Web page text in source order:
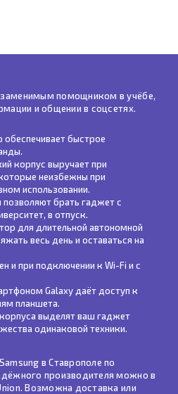
помощником в учёбе,
и общении в соцсетях.
быстрое
корпус выручает при
неизбежны при
использовании.
брать гаджет с
в отпуск.
для длительной автономной
весь день и оставаться на
и при подключении к Wi-Fi и с
Galaxy даёт доступ к
планшета.
выделят ваш гаджет
одинаковой техники.
в Ставрополе по
производителя можно в
Возможна доставка или